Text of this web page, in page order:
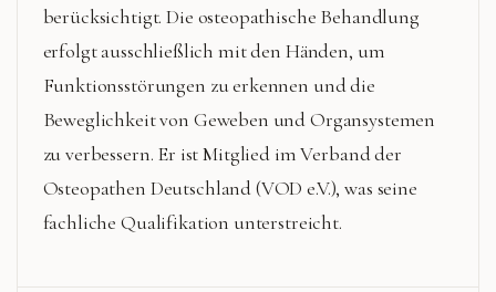
berücksichtigt. Die osteopathische Behandlung
erfolgt ausschließlich mit den Händen, um
Funktionsstörungen zu erkennen und die
Beweglichkeit von Geweben und Organsystemen
zu verbessern. Er ist Mitglied im Verband der
Osteopathen Deutschland (VOD e.V.), was seine
fachliche Qualifikation unterstreicht.